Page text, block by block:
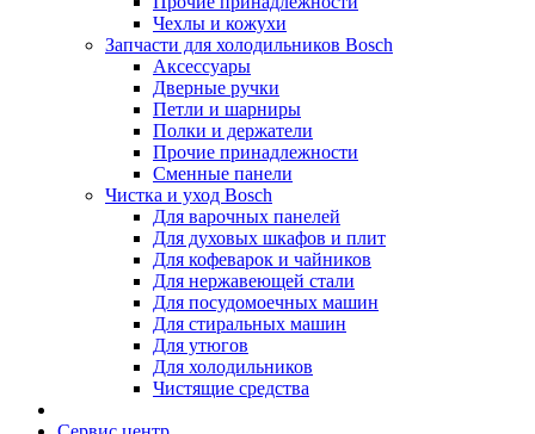
Чехлы и кожухи
Запчасти для холодильников Bosch
Аксессуары
Дверные ручки
Петли и шарниры
Полки и держатели
Прочие принадлежности
Сменные панели
Чистка и уход Bosch
Для варочных панелей
Для духовых шкафов и плит
Для кофеварок и чайников
Для нержавеющей стали
Для посудомоечных машин
Для стиральных машин
Для утюгов
Для холодильников
Чистящие средства